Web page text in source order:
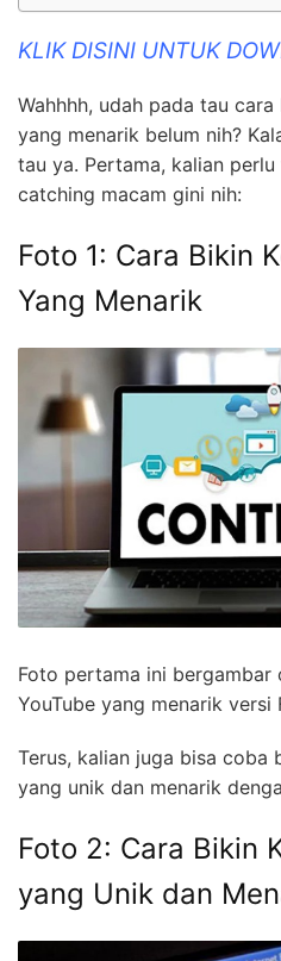
KLIK DISINI UNTUK
Wahhhh, udah pada tau
yang menarik belum nih?
tau ya. Pertama, kalian
catching macam gini nih:
Foto 1: Cara Bikin
Yang Menarik
Foto pertama ini bergambar
YouTube yang menarik versi
Terus, kalian juga bisa coba
yang unik dan menarik
Foto 2: Cara Bikin
yang Unik dan